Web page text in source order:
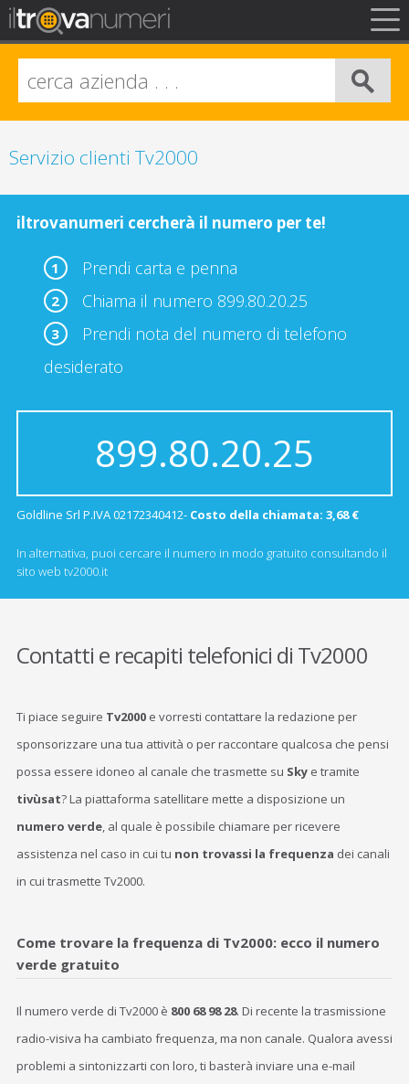
FAQ
Privacy
Info Legali
Servizio clienti Tv2000
iltrovanumeri cercherà il numero per te!
1 Prendi carta e penna
2 Chiama il numero 899.80.20.25
3
Prendi nota del numero di telefono
desiderato
899.80.20.25
Goldline Srl P.IVA 02172340412- Costo della chiamata: 3,68 €
In alternativa, puoi cercare il numero in modo gratuito consultando il
sito web tv2000.it
Contatti e recapiti telefonici di Tv2000
Ti piace seguire Tv2000e vorresti contattare la redazione per
sponsorizzare una tua attività o per raccontare qualcosa che pensi
possa essere idoneo al canale che trasmette su Skye tramite
tivùsat? La piattaforma satellitare mette a disposizione un
numero verde, al quale è possibile chiamare per ricevere
assistenza nel caso in cui tu non trovassi la frequenza dei canali
in cui trasmette Tv2000.
Come trovare la frequenza di Tv2000: ecco il numero
verde gratuito
Il numero verde di Tv2000 è 800 68 98 28. Di recente la trasmissione
radio-visiva ha cambiato frequenza, ma non canale. Qualora avessi
problemi a sintonizzarti con loro, ti basterà inviare una e-mail